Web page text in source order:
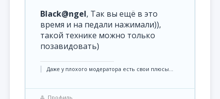
Black@ngel, Так вы ещё в это
время и на педали нажимали)),
такой технике можно только
позавидовать)
Даже у плохого модератора есть свои плюсы...
Профиль